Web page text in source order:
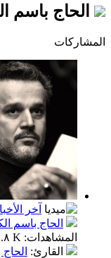
الحاج باسم
المشاركات
آخر
الحاج باسم
المشاهدات: ٤.٨ K
القارئ: